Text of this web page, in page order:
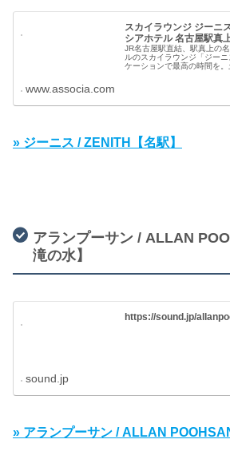
スカイラウンジ ジーニ
シアホテル 名古屋駅真
JR名古屋駅直結、駅真上の
ルのスカイラウンジ「ジー
ケーションで最高の時間を。
www.associa.com
» ジーニス / ZENITH【名駅】
アランプーサン / ALLAN
滝の水】
https://sound.jp/
sound.jp
» アランプーサン / ALLAN